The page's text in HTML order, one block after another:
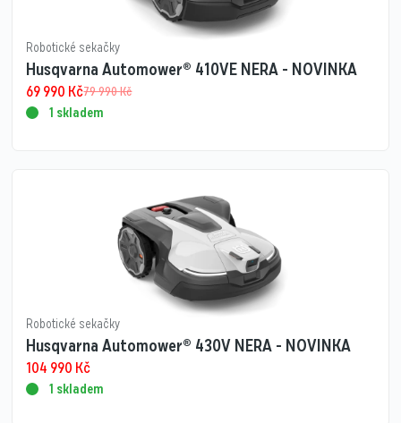
Robotické sekačky
Husqvarna Automower® 410VE NERA - NOVINKA
79 990Kč
69 990 Kč
1 skladem
Robotické sekačky
Husqvarna Automower® 430V NERA - NOVINKA
104 990 Kč
1 skladem